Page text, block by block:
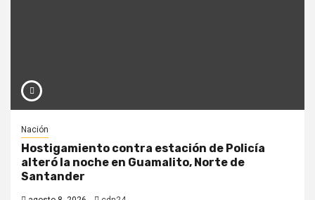
Nación
Hostigamiento contra estación de Policía
alteró la noche en Guamalito, Norte de
Santander